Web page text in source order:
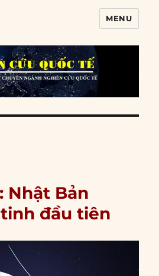
MENU
Nhật Bản
đầu tiên